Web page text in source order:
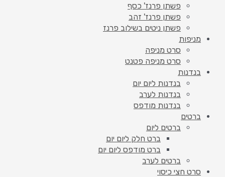
פשתן פרנז' כסף
פשתן פרנז' זהב
פשתן ניטים בשילוב פרנז
מניפות
סרט מניפה
סרט מניפה פטנט
בנדנות
בנדנות ליום יום
בנדנות לערב
בנדנות מודפס
ברטים
ברטים ליום
ברט חלק ליום יום
ברט מודפס ליום יום
ברטים לערב
סרט חצי כיסוי